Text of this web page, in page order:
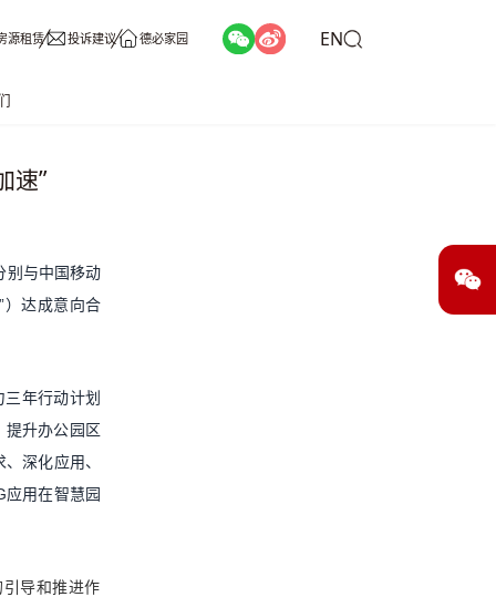
源租赁 投诉建议 德必家园 EN
速”
别与中国移动
）达成意向合
年行动计划
提升办公园区
深化应用、
应用在智慧园
导和推进作